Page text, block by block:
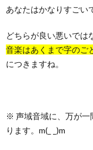
あなたはかなりすごい
どちらが良い悪いでは
音楽はあくまで字のご
につきますね。
※ 声域音域に、万が一
ります。m(_ _)m